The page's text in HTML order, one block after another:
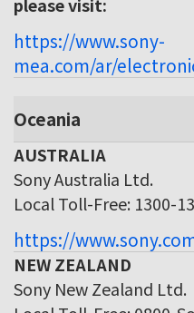
https://www.sony-
mea.com/ar/
Oceania
AUSTRALIA
Sony Australia Ltd.
Local Toll-Free: 1300-
https://
NEW ZEALAND
Sony New Zealand Ltd.